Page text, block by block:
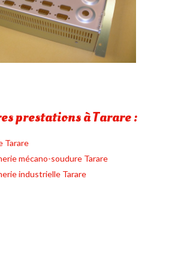
prestations à Tarare :
Tarare
mécano-soudure Tarare
industrielle Tarare